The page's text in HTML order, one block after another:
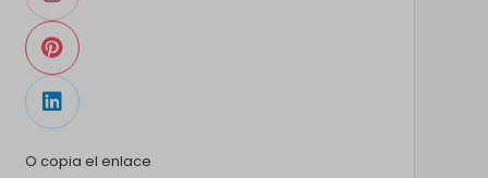
O copia el enlace